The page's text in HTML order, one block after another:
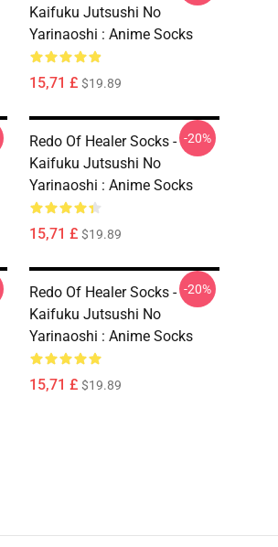
Kaifuku Jutsushi No
Yarinaoshi : Anime Socks
15,71 £ $19.89
Redo Of Healer Socks -
Kaifuku Jutsushi No
Yarinaoshi : Anime Socks
15,71 £ $19.89
-20%
Redo Of Healer Socks -
Kaifuku Jutsushi No
Yarinaoshi : Anime Socks
15,71 £ $19.89
-20%